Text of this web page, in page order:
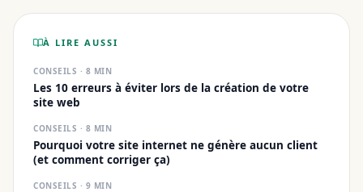
À LIRE AUSSI
CONSEILS · 8 MIN
Les 10 erreurs à éviter lors de la création de votre
site web
CONSEILS · 8 MIN
Pourquoi votre site internet ne génère aucun client
(et comment corriger ça)
CONSEILS · 9 MIN